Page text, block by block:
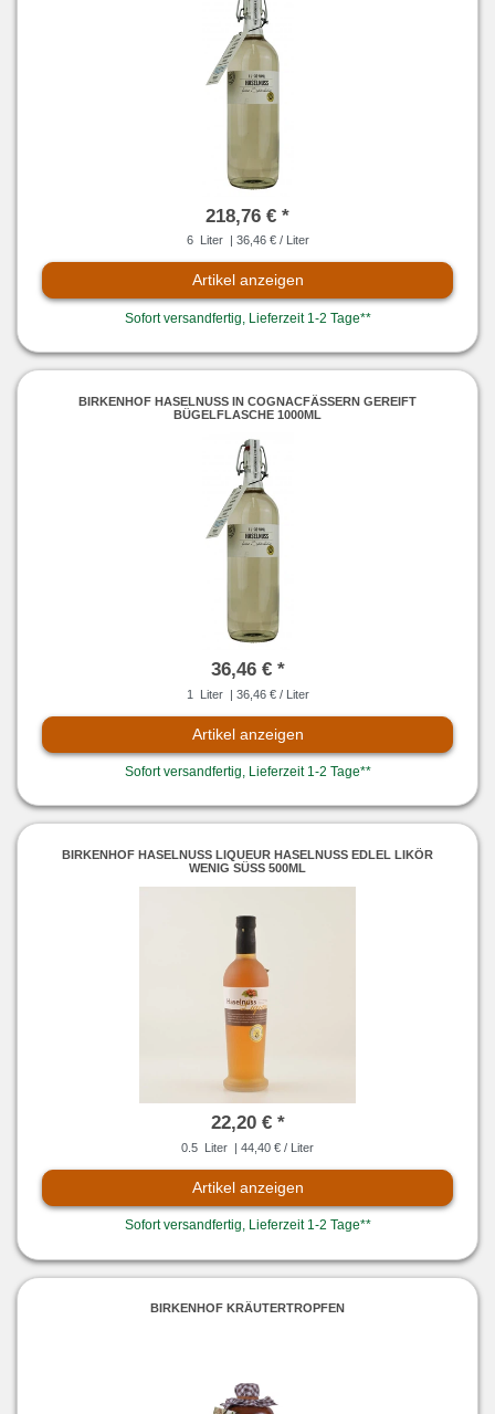
218,76 € *
6 Liter | 36,46 € / Liter
Artikel anzeigen
Sofort versandfertig, Lieferzeit 1-2 Tage**
BIRKENHOF HASELNUSS IN COGNACFÄSSERN GEREIFT
BÜGELFLASCHE 1000ML
36,46 € *
1 Liter | 36,46 € / Liter
Artikel anzeigen
Sofort versandfertig, Lieferzeit 1-2 Tage**
BIRKENHOF HASELNUSS LIQUEUR HASELNUSS EDLEL LIKÖR
WENIG SÜSS 500ML
22,20 € *
0.5 Liter | 44,40 € / Liter
Artikel anzeigen
Sofort versandfertig, Lieferzeit 1-2 Tage**
BIRKENHOF KRÄUTERTROPFEN